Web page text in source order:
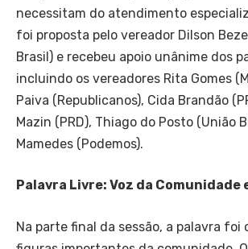
necessitam do atendimento
foi proposta pelo vereador Dilson
Brasil) e recebeu apoio unânime dos
incluindo os vereadores Rita Gomes
Paiva (Republicanos), Cida Brandão
Mazin (PRD), Thiago do Posto (União
Mamedes (Podemos).
Palavra Livre: Voz da Comunidade
Na parte final da sessão, a palavra foi